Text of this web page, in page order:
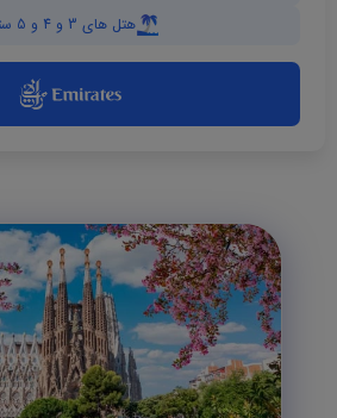
هتل های 3 و 4 و 5 ستاره